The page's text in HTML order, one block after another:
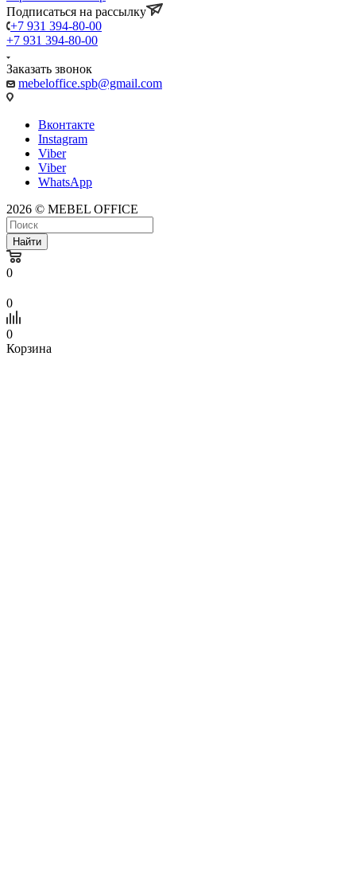
Подписаться на рассылку
+7 931 394-80-00
+7 931 394-80-00
Заказать звонок
mebeloffice.spb@gmail.com
Вконтакте
Instagram
Viber
Viber
WhatsApp
2026 © MEBEL OFFICE
Найти
0
0
0
Корзина